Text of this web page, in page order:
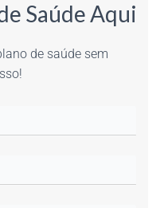
Saúde Aqui
de saúde sem